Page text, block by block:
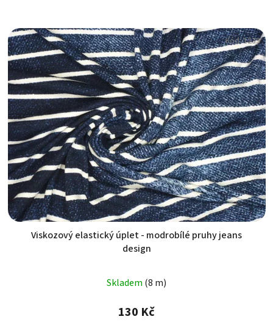
Viskozový elastický úplet - modrobílé pruhy jeans
design
Skladem (8 m)
130 Kč
Kód:1239